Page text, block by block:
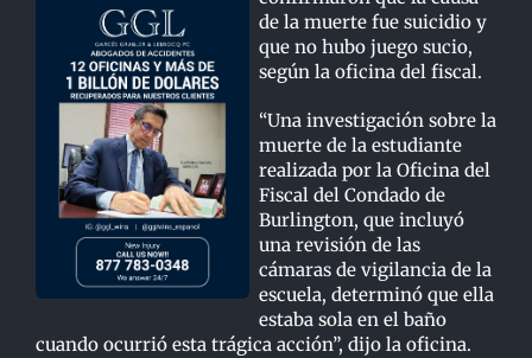
de la muerte fue suicidio y
que no hubo juego sucio,
según la oficina del fiscal.
“Una investigación sobre la
muerte de la estudiante
realizada por la Oficina del
Fiscal del Condado de
Burlington, que incluyó
una revisión de las
cámaras de vigilancia de la
escuela, determinó que ella
estaba sola en el baño
cuando ocurrió esta trágica acción”, dijo la oficina.